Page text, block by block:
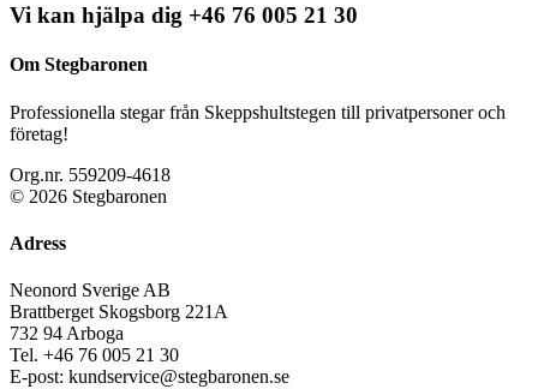
Vi kan hjälpa dig +46 76 005 21 30
Om Stegbaronen
Professionella stegar från Skeppshultstegen till privatpersoner och
företag!
Org.nr. 559209-4618
© 2026 Stegbaronen
Adress
Neonord Sverige AB
Brattberget Skogsborg 221A
732 94 Arboga
Tel. +46 76 005 21 30
E-post: kundservice@stegbaronen.se